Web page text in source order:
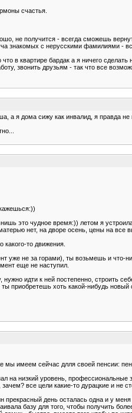
счастья.
не получится - всегда сможешь
знакомых с нерусскими фамилиями -
в квартире бардак а я ничего
звонить друзьям - так что все
я дома сижу как инвалид, я правда не
это чудное время:)) летом я
нет, на дворе осень, цены на все
то движения.
уже не за горами), ты возьмешь и что-
еще не наступил.
идти к ней постепенно, строить
приобретешь хоть какой-нибудь новый
мы имеем сейчас длля своей пенсии:
на низкий уровень,
все цели какие-то дурацкие и не
день осталась одна и у
базу для того, чтобы получить